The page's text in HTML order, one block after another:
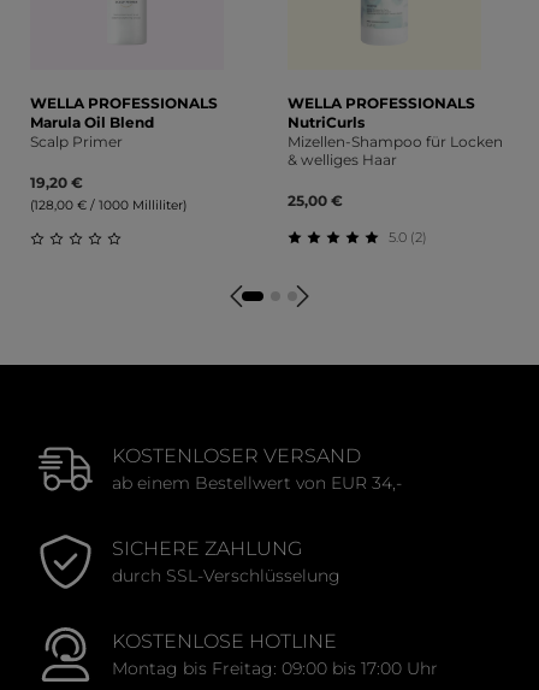
WELLA PROFESSIONALS
Marula Oil Blend
Scalp Primer
19,20 €
(128,00 € / 1000 Milliliter)
WELLA PROFESSIONALS
NutriCurls
Mizellen-Shampoo für Locken
& welliges Haar
25,00 €
5.0 (2)
KOSTENLOSER VERSAND
ab einem Bestellwert von EUR 34,-
SICHERE ZAHLUNG
durch SSL-Verschlüsselung
KOSTENLOSE HOTLINE
Montag bis Freitag: 09:00 bis 17:00 Uhr